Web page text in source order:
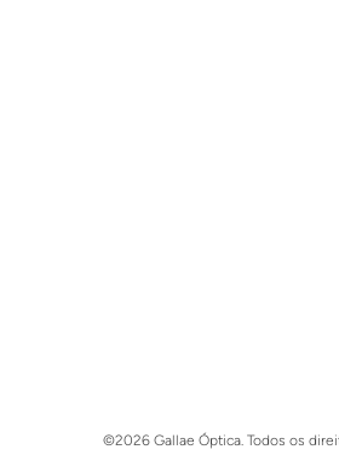
©2026 Gallae Óptica. Todos os